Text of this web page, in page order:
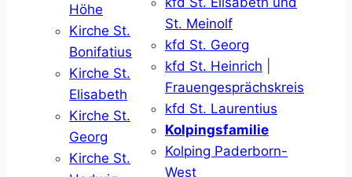
Höhe
Kirche St.
Bonifatius
Kirche St.
Elisabeth
Kirche St.
Georg
Kirche St.
St. Meinolf
kfd St. Georg
kfd St. Heinrich
Frauengesprächskreis
kfd St. Laurentius
Kolpingsfamilie
Kolping Paderborn-
West